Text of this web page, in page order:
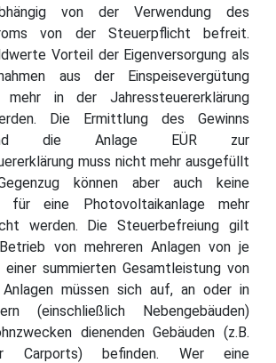
von der Verwendung des
von der Steuerpflicht befreit.
Vorteil der Eigenversorgung als
aus der Einspeisevergütung
in der Jahressteuererklärung
Die Ermittlung des Gewinns
die Anlage EÜR zur
muss nicht mehr ausgefüllt
können aber auch keine
für eine Photovoltaikanlage mehr
werden. Die Steuerbefreiung gilt
von mehreren Anlagen von je
summierten Gesamtleistung von
müssen sich auf, an oder in
(einschließlich Nebengebäuden)
dienenden Gebäuden (z.B.
Carports) befinden. Wer eine